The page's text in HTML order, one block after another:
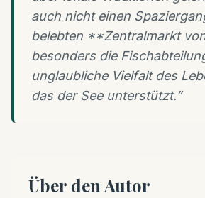
auch nicht einen
belebten **Zentralmarkt
besonders die
unglaubliche Vielfalt des
das der See unterstützt.”
Über den Autor